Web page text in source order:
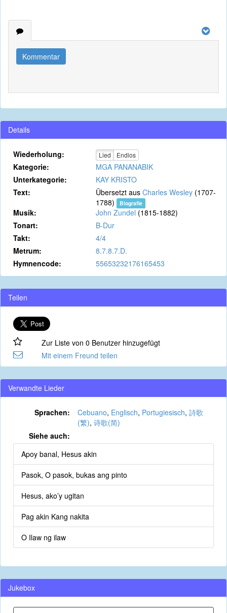
Kommentar
Details
Wiederholung: Lied Endlos
Kategorie:
MGA PANANABIK
Unterkategorie:
KAY KRISTO
Text:
Übersetzt aus Charles Wesley (1707-
1788)
Biografie
Musik: John Zundel (1815-1882)
Tonart:
B-Dur
Takt:
4/4
Metrum:
8.7.8.7.D.
Hymnencode:
55653232176165453
Teilen
Zur Liste von 0 Benutzer hinzugefügt
Mit einem Freund teilen
Verwandte Lieder
Sprachen: Cebuano, Englisch, Portugiesisch, 詩歌
(繁), 诗歌(简)
Siehe auch:
Apoy banal, Hesus akin
Pasok, O pasok, bukas ang pinto
Hesus, ako’y ugitan
Pag akin Kang nakita
O Ilaw ng ilaw
Jukebox